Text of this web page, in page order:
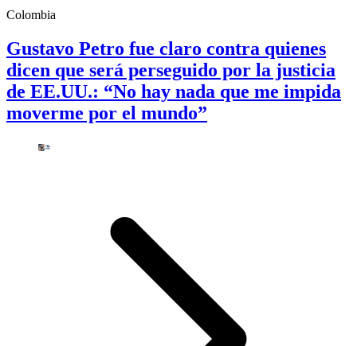
Colombia
Gustavo Petro fue claro contra quienes
dicen que será perseguido por la justicia
de EE.UU.: “No hay nada que me impida
moverme por el mundo”